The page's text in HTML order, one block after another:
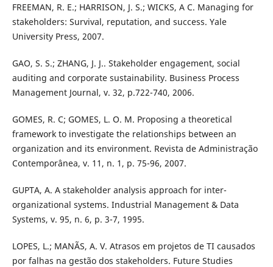
FREEMAN, R. E.; HARRISON, J. S.; WICKS, A C. Managing for
stakeholders: Survival, reputation, and success. Yale
University Press, 2007.
GAO, S. S.; ZHANG, J. J.. Stakeholder engagement, social
auditing and corporate sustainability. Business Process
Management Journal, v. 32, p.722-740, 2006.
GOMES, R. C; GOMES, L. O. M. Proposing a theoretical
framework to investigate the relationships between an
organization and its environment. Revista de Administração
Contemporânea, v. 11, n. 1, p. 75-96, 2007.
GUPTA, A. A stakeholder analysis approach for inter-
organizational systems. Industrial Management & Data
Systems, v. 95, n. 6, p. 3-7, 1995.
LOPES, L.; MANÃS, A. V. Atrasos em projetos de TI causados
por falhas na gestão dos stakeholders. Future Studies